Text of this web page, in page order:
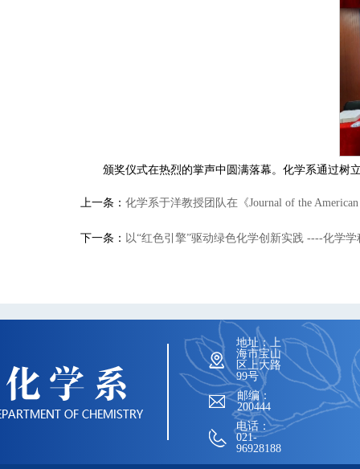
颁奖仪式在热烈的掌声中圆满落幕。化学系通过树
上一条： 化学系于洋教授团队在《Journal of the
下一条： 以“红色引擎”驱动绿色化学创新实践 ----化学
地址：上
海市宝山
区上大路
99号
邮编：
200444
电话：
021-
96928188